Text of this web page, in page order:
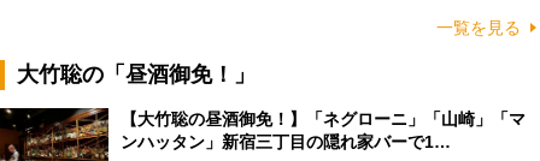
一覧を見る
大竹聡の「昼酒御免！」
【大竹聡の昼酒御免！】「ネグローニ」「山崎」「マ
ンハッタン」新宿三丁目の隠れ家バーで1…